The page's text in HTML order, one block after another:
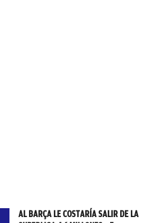
AL BARÇA LE COSTARÍA SALIR DE LA